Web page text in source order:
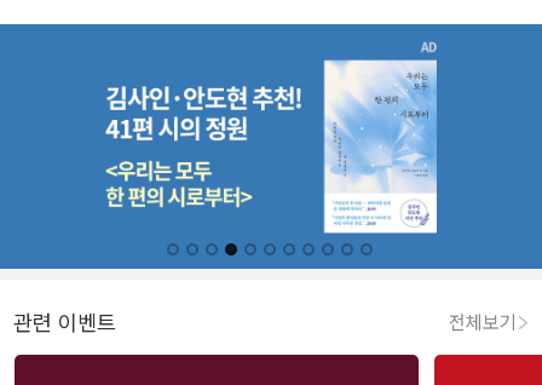
관련 이벤트 전체보기